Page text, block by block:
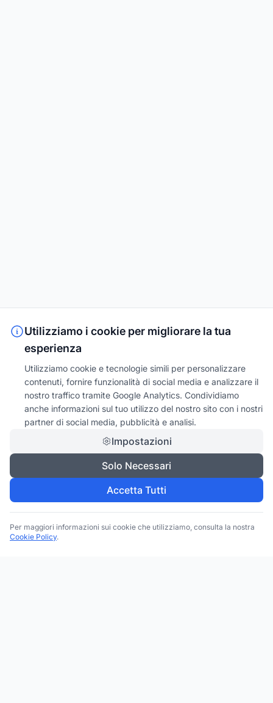
Utilizziamo i cookie per migliorare la tua
esperienza
Utilizziamo cookie e tecnologie simili per personalizzare
contenuti, fornire funzionalità di social media e analizzare il
nostro traffico tramite Google Analytics. Condividiamo
anche informazioni sul tuo utilizzo del nostro sito con i nostri
partner di social media, pubblicità e analisi.
Impostazioni
Solo Necessari
Accetta Tutti
Per maggiori informazioni sui cookie che utilizziamo, consulta la nostra
Cookie Policy.